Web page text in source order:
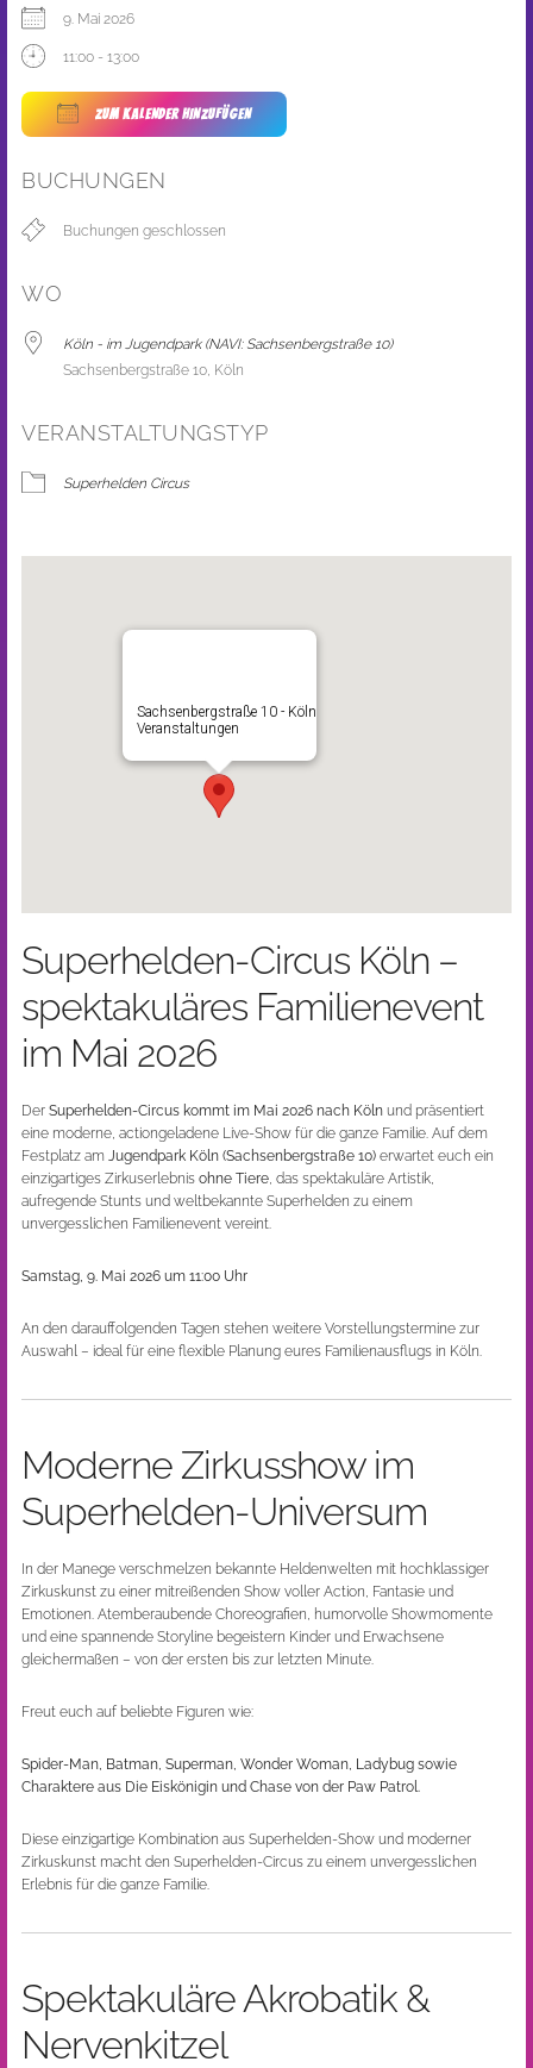
9. Mai 2026
11:00 - 13:00
ZUM KALENDER HINZUFÜGEN
BUCHUNGEN
Buchungen geschlossen
WO
Köln - im Jugendpark (NAVI: Sachsenbergstraße 10)
Sachsenbergstraße 10, Köln
VERANSTALTUNGSTYP
Superhelden Circus
Sachsenbergstraße 10 - Köln
Veranstaltungen
Superhelden-Circus Köln –
spektakuläres Familienevent
im Mai 2026
DerSuperhelden-Circus kommt im Mai 2026 nach Köln und präsentiert
eine moderne, actiongeladene Live-Show für die ganze Familie. Auf dem
Festplatz am Jugendpark Köln (Sachsenbergstraße 10) erwartet euch ein
einzigartiges Zirkuserlebnisohne Tiere , das spektakuläre Artistik,
aufregende Stunts und weltbekannte Superhelden zu einem
unvergesslichen Familienevent vereint.
Samstag, 9. Mai 2026 um 11:00 Uhr
An den darauffolgenden Tagen stehen weitere Vorstellungstermine zur
Auswahl – ideal für eine flexible Planung eures Familienausflugs in Köln.
Moderne Zirkusshow im
Superhelden-Universum
In der Manege verschmelzen bekannte Heldenwelten mit hochklassiger
Zirkuskunst zu einer mitreißenden Show voller Action, Fantasie und
Emotionen. Atemberaubende Choreografien, humorvolle Showmomente
und eine spannende Storyline begeistern Kinder und Erwachsene
gleichermaßen – von der ersten bis zur letzten Minute.
Freut euch auf beliebte Figuren wie:
Spider-Man, Batman, Superman, Wonder Woman, Ladybug sowie
Charaktere aus Die Eiskönigin und Chase von der Paw Patrol.
Diese einzigartige Kombination aus Superhelden-Show und moderner
Zirkuskunst macht den Superhelden-Circus zu einem unvergesslichen
Erlebnis für die ganze Familie.
Spektakuläre Akrobatik &
Nervenkitzel